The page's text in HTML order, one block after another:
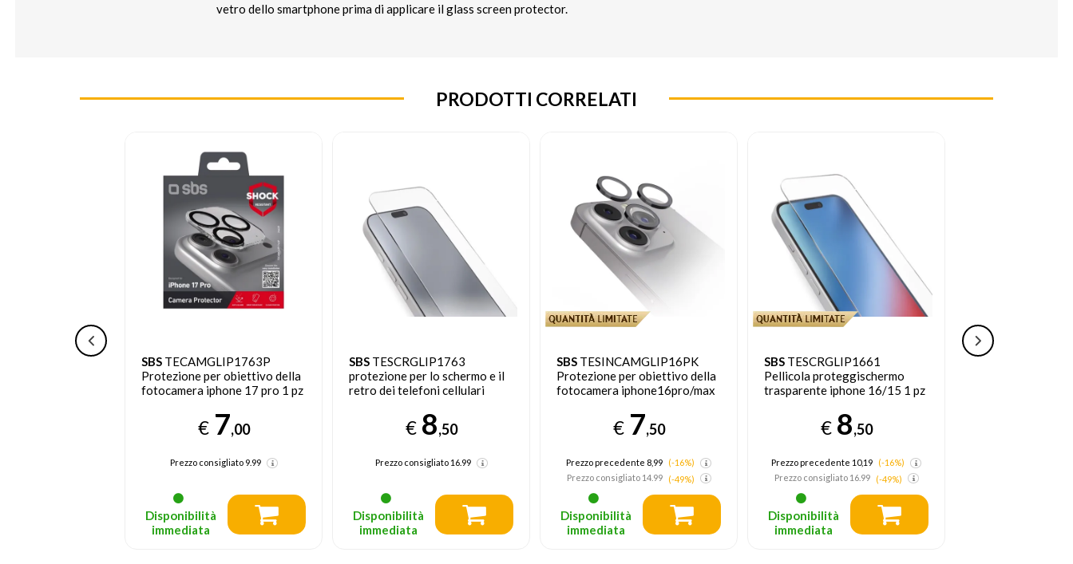
vetro dello smartphone prima di applicare il glass screen protector.
PRODOTTI CORRELATI
SBS TECAMGLIP1763P
Protezione per obiettivo della
fotocamera iphone 17 pro 1 pz
€ 7,00
Prezzo consigliato9.99
Disponibilità
immediata
SBS TESCRGLIP1763
protezione per lo schermo e il
retro dei telefoni cellulari
trasparente Apple 1 pz
€ 8,50
Prezzo consigliato16.99
Disponibilità
immediata
SBS TESINCAMGLIP16PK
Protezione per obiettivo della
fotocamera iphone16pro/max
€ 7,50
Prezzo precedente 8,99
(-16%)
Prezzo consigliato14.99 (-49%)
Disponibilità
immediata
SBS TESCRGLIP1661
Pellicola proteggischermo
trasparente iphone 16/15 1 pz
€ 8,50
Prezzo precedente 10,19
(-16%)
Prezzo consigliato16.99 (-49%)
Disponibilità
immediata